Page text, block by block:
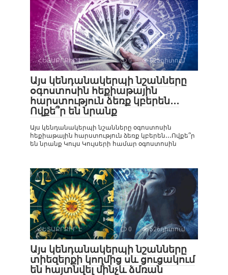
ՀԵՏԱՔՐՔԻՐ Է 0 825դիտում
Այս կենդանակերպի նշանները
օգոստոսին հեքիաթային
հարստություն ձեռք կբերեն․․․
Ովքե՞ր են նրանք
Այս կենդանակերպի նշանները օգոստոսին
հեքիաթային հարստություն ձեռք կբերեն․․․Ովքե՞ր
են նրանք Կույս Կույսերի համար օգոստոսին
ՀԵՏԱՔՐՔԻՐ Է 0 526դիտում
Այս կենդանակերպի նշանները
տիեզերքի կողմից սև ցուցակում
են հայտնվել մինչև ձմռան